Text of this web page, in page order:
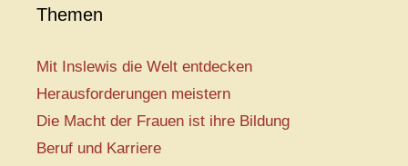
Themen
Mit Inslewis die Welt entdecken
Herausforderungen meistern
Die Macht der Frauen ist ihre Bildung
Beruf und Karriere